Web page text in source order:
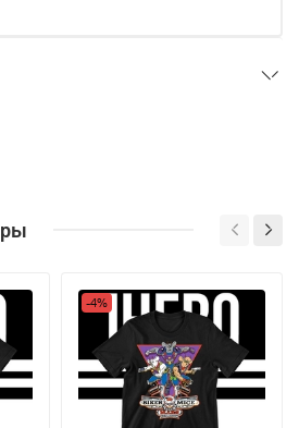
-4%